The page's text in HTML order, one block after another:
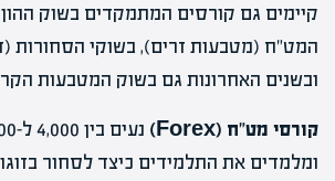
קיימים גם קורסים המתמקדים בשוק ההון
המט"ח (מטבעות זרים), בשוקי הסחורות
ובשנים האחרונות גם בשוק המטבעות
קורסי מט"ח (Forex)
ומלמדים את התלמידים כיצד לסחור